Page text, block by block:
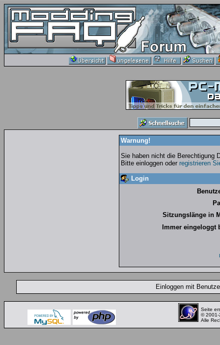
Warnung!
Sie haben nicht die Berechtigung
Bitte einloggen oder registrieren
Login
Sitzungslänge in
Immer eingeloggt
Einloggen mit
Seite
© 2001-
Alle